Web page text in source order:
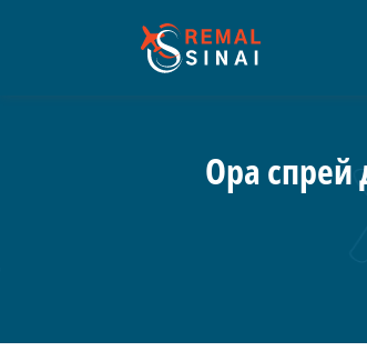
Ора спрей